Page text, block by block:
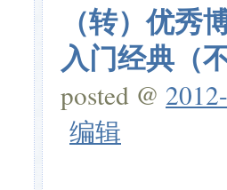
（转）优
入门经典（
posted @
编辑